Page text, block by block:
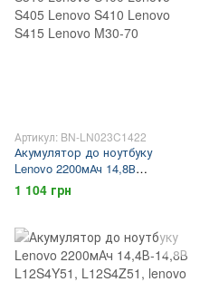
Артикул: BN-LN023C1422
Акумулятор до ноутбуку
Lenovo 2200мАч 14,8В
L12S4L01 L12S4Z01 Lenovo
S310 Lenovo S400 Lenovo S405
Lenovo M30-70
1 104 грн